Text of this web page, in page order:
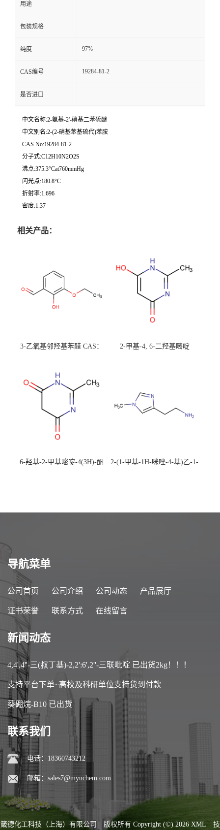
用途
包装规格
纯度 97%
CAS编号 19284-81-2
是否进口
中文名称:2-氨基-2'-硝基二苯硫醚
中文别名:2-(2-硝基苯基硫代)苯胺
CAS No:19284-81-2
分子式:C12H10N2O2S
沸点:375.3°Cat760mmHg
闪光点:180.8°C
折射率:1.696
密度:1.37
相关产品：
3-乙氧基邻羟基苯醛 CAS：
校可先用后付
2-甲基-4, 6-二羟基嘧啶
6-羟基-2-甲基嘧啶-4(3H)-酮
2-(1-甲基-1H-咪唑-4-基)乙-1-
导航菜单
公司首页 公司介绍 公司动态 产品展厅
证书荣誉 联系方式 在线留言
新闻动态
4,4',4''-三(叔丁基)-2,2':6',2''-三联吡啶 已出货2kg！！！
支持平台下单~高校及科研单位支持货到付款
葵硼烷-B10 已出货
联系我们
电话：18360743212
邮箱： sales7@myuchem.com
箴德化工科技（上海）有限公司 版权所有 Copyright (©) 2026 XML 技